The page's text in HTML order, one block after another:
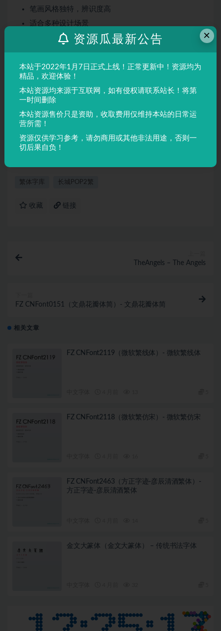
笔画风格独特，辨识度高
适合多种设计场景
屏幕显示与印刷均表现良好
品牌设计、海报制作、广告排版、文创产品、包装设计等
需要独特视觉效果的场景。
声明：本站所有文章，如无特殊说明或标注，均为本站原创发
布。任何个人或组织，在未征得本站同意时，禁止复制、盗用、
采集、发布本站内容到任何网站、书籍等各类媒体平台。如若本
站内容侵犯了原著者的合法权益，可联系我们进行处理。
繁体字库 长城POP2繁
收藏 链接
TheAngels – The Angels
FZ CNFont0151（文鼎花瓣体简）- 文鼎花瓣体简
相关文章
FZ CNFont2119（微软繁线体）- 微软繁线体
FZ CNFont2118（微软繁仿宋）- 微软繁仿宋
FZ CNFont2463（方正字迹-彦辰清酒繁体）-
方正字迹-彦辰清酒繁体
金文大篆体（金文大篆体） – 传统书法字体
×
资源瓜最新公告
本站于2022年1月7日正式上线！正常更新中！资源均为
精品，欢迎体验！
本站资源均来源于互联网，如有侵权请联系站长！将第
一时间删除
本站资源售价只是资助，收取费用仅维持本站的日常运
营所需！
资源仅供学习参考，请勿商用或其他非法用途，否则一
切后果自负！